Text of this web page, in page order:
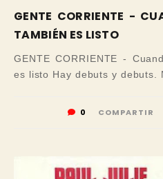
GENTE CORRIENTE -
TAMBIÉN ES LISTO
GENTE CORRIENTE -
es listo Hay debuts y debuts.
0 COMPARTIR